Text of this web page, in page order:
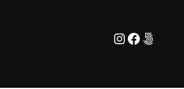
Instagram
Facebook
500px